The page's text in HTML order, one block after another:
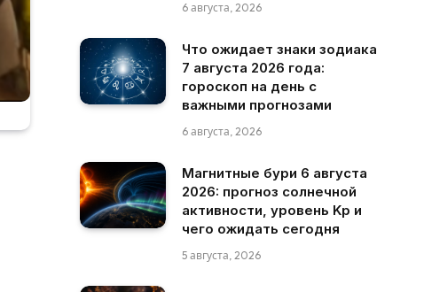
6 августа, 2026
Что ожидает знаки зодиака
7 августа 2026 года:
гороскоп на день с
важными прогнозами
6 августа, 2026
Магнитные бури 6 августа
2026: прогноз солнечной
активности, уровень Kp и
чего ожидать сегодня
5 августа, 2026